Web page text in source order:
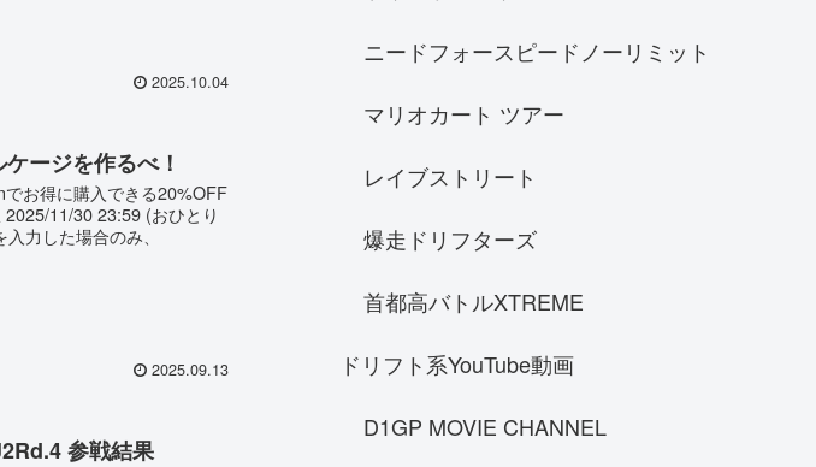
2025.10.04
ージを作るべ！
お得に購入できる20%OFF
11/30 23:59 (おひとり
力した場合のみ、
2025.09.13
参戦結果
McLaren P1
NSX
フェラーリ F40
フェアレディｓ３０
Hennessy venomGT
ケーニグセグ ジェスコ
SUBARU レヴォーグstisports
ニードフォースピードノーリミット
マリオカート ツアー
レイブストリート
爆走ドリフターズ
首都高バトルXTREME
ドリフト系YouTube動画
D1GP MOVIE CHANNEL